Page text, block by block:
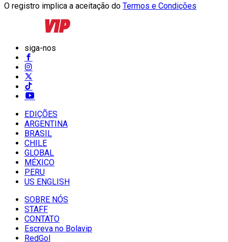
O registro implica a aceitação do Termos e Condições
siga-nos
EDIÇÕES
ARGENTINA
BRASIL
CHILE
GLOBAL
MÉXICO
PERU
US ENGLISH
SOBRE NÓS
STAFF
CONTATO
Escreva no Bolavip
RedGol